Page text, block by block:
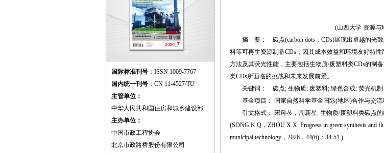
国际标准刊号 ：ISSN 1009-7767
国内统一刊号 ：CN 11-4527/TU
主管单位：
中华人民共和国住房和城乡建设部
主办单位：
中国市政工程协会
北京市政路桥股份有限公司
(山西大学 资源与
摘 要： 碳点(carbon dots，CDs)展现出卓越的光
料等可再生资源制备CDs，因其成本效益和环境友好特
方法及其荧光性能，主要包括生物质/废塑料类CDs的制
类CDs所面临的挑战和未来发展前景。
关键词： 碳点; 生物质; 废塑料; 绿色合成; 荧光机制
基金项目： 国家自然科学基金国际(地区)合作与交流
引文格式： 宋科琴，周新星. 生物质/废塑料类碳点
(SONG K Q，ZHOU X X. Progress in green synthesis and
municipal technology，2026，44(6)：34-51.)